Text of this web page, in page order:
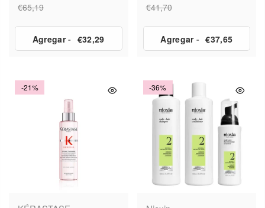
€65,19
Agregar- €32,29
€41,70
Agregar- €37,65
-21% -36%